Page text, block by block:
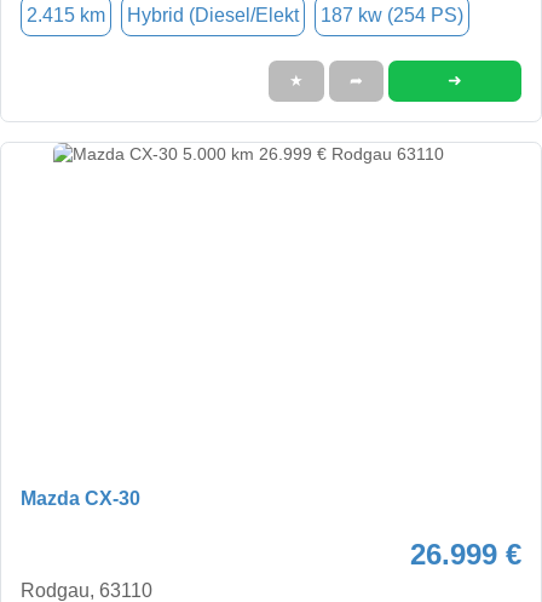
2.415 km Hybrid (Diesel/Elekt 187 kw (254 PS)
★ ➦ ➜
Mazda CX-30
26.999 €
Rodgau, 63110